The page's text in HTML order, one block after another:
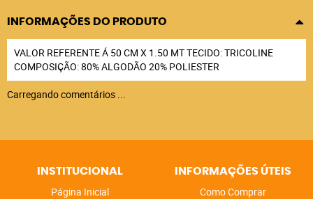
INFORMAÇÕES DO PRODUTO
VALOR REFERENTE Á 50 CM X 1.50 MT TECIDO: TRICOLINE
COMPOSIÇÃO: 80% ALGODÃO 20% POLIESTER
Carregando comentários ...
INSTITUCIONAL
Página Inicial
INFORMAÇÕES ÚTEIS
Como Comprar